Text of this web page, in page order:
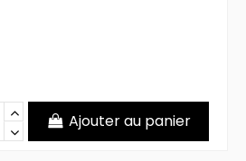
Ajouter au panier